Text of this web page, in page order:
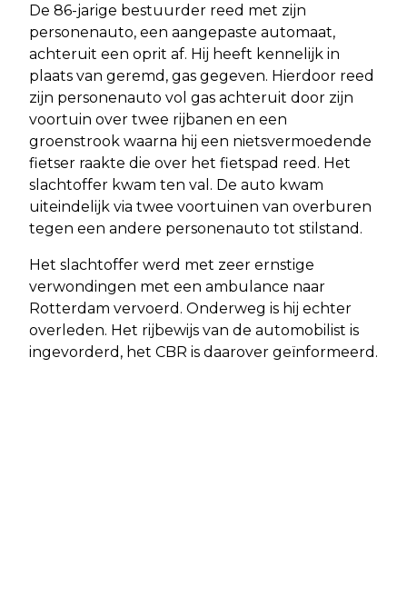
De 86-jarige bestuurder reed met zijn
personenauto, een aangepaste automaat,
achteruit een oprit af. Hij heeft kennelijk in
plaats van geremd, gas gegeven. Hierdoor reed
zijn personenauto vol gas achteruit door zijn
voortuin over twee rijbanen en een
groenstrook waarna hij een nietsvermoedende
fietser raakte die over het fietspad reed. Het
slachtoffer kwam ten val. De auto kwam
uiteindelijk via twee voortuinen van overburen
tegen een andere personenauto tot stilstand.
Het slachtoffer werd met zeer ernstige
verwondingen met een ambulance naar
Rotterdam vervoerd. Onderweg is hij echter
overleden. Het rijbewijs van de automobilist is
ingevorderd, het CBR is daarover geïnformeerd.